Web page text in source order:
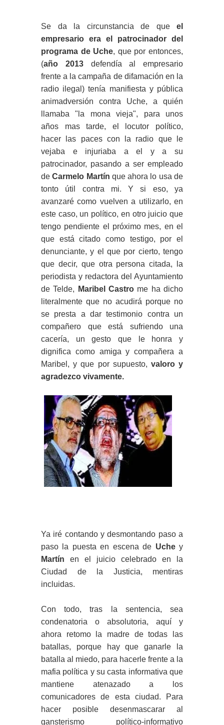
Se da la circunstancia de que el
empresario era el patrocinador del
programa de Uche, que por entonces,
(año 2013defendía al empresario
frente a la campaña de difamación en la
radio ilegal) tenía manifiesta y pública
animadversión contra Uche, a quién
llamaba "la mona vieja", para unos
años mas tarde, el locutor político,
hacer las paces con la radio que le
vejaba e injuriaba a el y a su
patrocinador, pasando a ser empleado
deCarmelo Martín que ahora lo usa de
tonto útil contra mi. Y si eso, ya
avanzaré como vuelven a utilizarlo, en
este caso, un político, en otro juicio que
tengo pendiente el próximo mes, en el
que está citado como testigo, por el
denunciante, y el que por cierto, tengo
que decir, que otra persona citada, la
periodista y redactora del Ayuntamiento
de Telde,
Maribel Castro me ha dicho
literalmente que no acudirá porque no
se presta a dar testimonio contra un
compañero que está sufriendo una
cacería, un gesto que le honra y
dignifica como amiga y compañera a
Maribel, y que por supuesto, valoro y
agradezco vivamente.
Ya iré contando y desmontando paso a
paso la puesta en escena de Uchey
Martín en el juicio celebrado en la
Ciudad de la Justicia, mentiras
incluidas.
Con todo, tras la sentencia, sea
condenatoria o absolutoria, aquí y
ahora retomo la madre de todas las
batallas, porque hay que ganarle la
batalla al miedo, para hacerle frente a la
mafia política y su casta informativa que
mantiene atenazado a los
comunicadores de esta ciudad. Para
hacer posible desenmascarar al
gansterismo político-informativo